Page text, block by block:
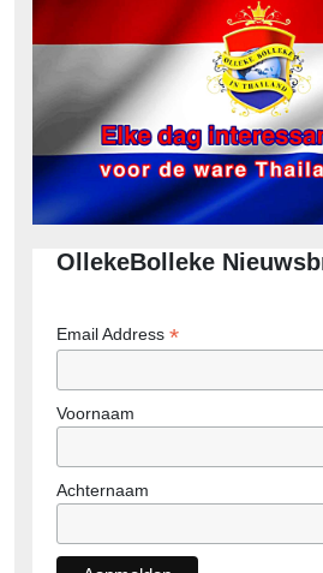
OllekeBolleke
Email Address *
Voornaam
Achternaam